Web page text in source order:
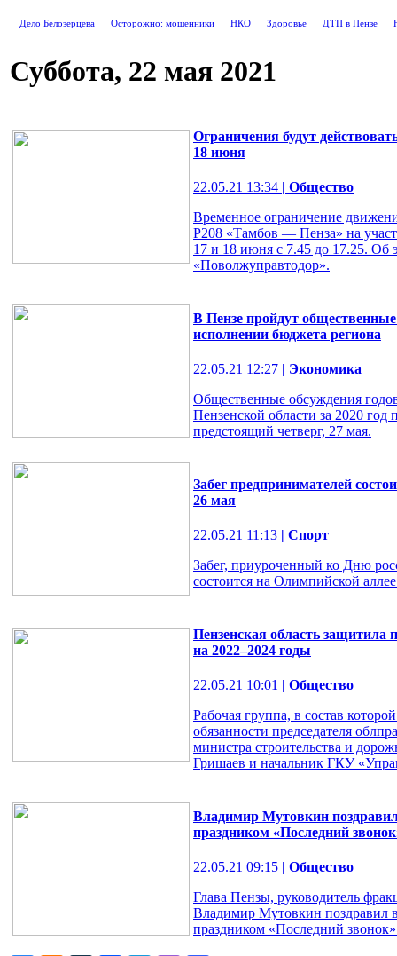
Дело Белозерцева Осторожно: мошенники НКО Здоровье ДТП в Пензе
Суббота, 22 мая 2021
Ограничения будут
18 июня
22.05.21 13:34 | Общество
Временное ограничение
Р208 «Тамбов — Пенза» на
17 и 18 июня с 7.45 до 17.25.
«Поволжуправтодор».
В Пензе пройдут
исполнении бюджета региона
22.05.21 12:27 | Экономика
Общественные обсуждения
Пензенской области за 2020
предстоящий четверг, 27 мая.
Забег предпринимателей
26 мая
22.05.21 11:13 | Спорт
Забег, приуроченный ко Дню
состоится на Олимпийской
Пензенская область защитила
на 2022–2024 годы
22.05.21 10:01 | Общество
Рабочая группа, в состав
обязанности председателя
министра строительства и
Гришаев и начальник ГКУ
Владимир Мутовкин
праздником «Последний
22.05.21 09:15 | Общество
Глава Пензы, руководитель
Владимир Мутовкин поздравил
праздником «Последний